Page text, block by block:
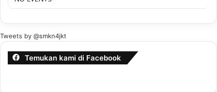
Tweets by @smkn4jkt
Temukan kami di Facebook